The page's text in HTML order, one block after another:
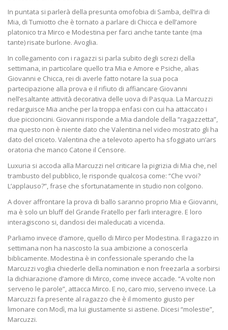
In puntata si parlerà della presunta omofobia di Samba, dell’ira di
Mia, di Tumiotto che è tornato a parlare di Chicca e dell’amore
platonico tra Mirco e Modestina per farci anche tante tante (ma
tante) risate burlone. Avoglia.
In collegamento con i ragazzi si parla subito degli screzi della
settimana, in particolare quello tra Mia e Amore e Psiche, alias
Giovanni e Chicca, rei di averle fatto notare la sua poca
partecipazione alla prova e il rifiuto di affiancare Giovanni
nell’esaltante attività decorativa delle uova di Pasqua. La Marcuzzi
redarguisce Mia anche per la troppa enfasi con cui ha attaccato i
due piccioncini. Giovanni risponde a Mia dandole della “ragazzetta”,
ma questo non è niente dato che Valentina nel video mostrato gli ha
dato del criceto. Valentina che a televoto aperto ha sfoggiato un’ars
oratoria che manco Catone il Censore.
Luxuria si accoda alla Marcuzzi nel criticare la pigrizia di Mia che, nel
trambusto del pubblico, le risponde qualcosa come: “Che vvoi?
L’applauso?”, frase che sfortunatamente in studio non colgono.
A dover affrontare la prova di ballo saranno proprio Mia e Giovanni,
ma è solo un bluff del Grande Fratello per farli interagire. E loro
interagiscono si, dandosi dei maleducati a vicenda.
Parliamo invece d’amore, quello di Mirco per Modestina. Il ragazzo in
settimana non ha nascosto la sua ambizione a conoscerla
biblicamente. Modestina è in confessionale sperando che la
Marcuzzi voglia chiederle della nomination e non freezarla a sorbirsi
la dichiarazione d’amore di Mirco, come invece accade. “A volte non
serveno le parole”, attacca Mirco. E no, caro mio, serveno invece. La
Marcuzzi fa presente al ragazzo che è il momento giusto per
limonare con Modì, ma lui giustamente si astiene. Dicesi “molestie”,
Marcuzzi.